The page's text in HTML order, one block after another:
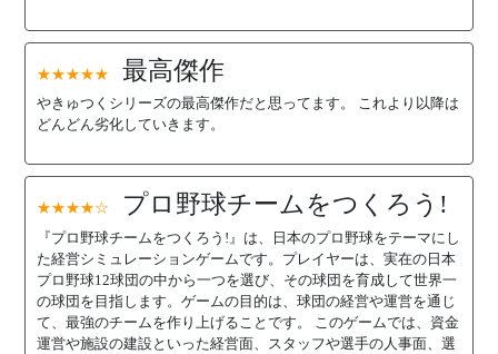
★★★★★ 最高傑作
やきゅつくシリーズの最高傑作だと思ってます。 これより以降は
どんどん劣化していきます。
★★★★☆ プロ野球チームをつくろう!
『プロ野球チームをつくろう!』は、日本のプロ野球をテーマにし
た経営シミュレーションゲームです。プレイヤーは、実在の日本
プロ野球12球団の中から一つを選び、その球団を育成して世界一
の球団を目指します。ゲームの目的は、球団の経営や運営を通じ
て、最強のチームを作り上げることです。 このゲームでは、資金
運営や施設の建設といった経営面、スタッフや選手の人事面、選